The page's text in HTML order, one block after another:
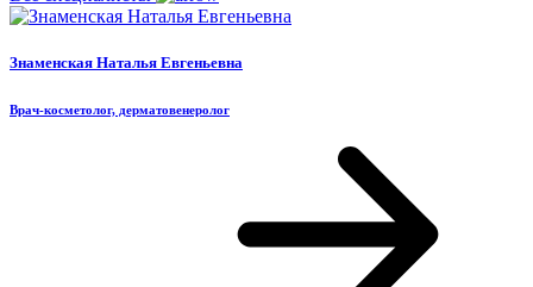
Знаменская Наталья Евгеньевна
Врач-косметолог, дерматовенеролог